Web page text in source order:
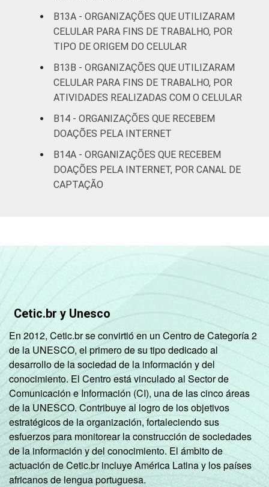
B13A - ORGANIZAÇÕES QUE UTILIZARAM
CELULAR PARA FINS DE TRABALHO, POR
TIPO DE ORIGEM DO CELULAR
B13B - ORGANIZAÇÕES QUE UTILIZARAM
CELULAR PARA FINS DE TRABALHO, POR
ATIVIDADES REALIZADAS COM O CELULAR
B14 - ORGANIZAÇÕES QUE RECEBEM
DOAÇÕES PELA INTERNET
B14A - ORGANIZAÇÕES QUE RECEBEM
DOAÇÕES PELA INTERNET, POR CANAL DE
CAPTAÇÃO
Cetic.br y Unesco
En 2012, Cetic.br se convirtió en un Centro de Categoría 2
de la UNESCO, el primero de su tipo dedicado al
desarrollo de la sociedad de la información y del
conocimiento. El Centro está vinculado al Sector de
Comunicación e Información (CI), una de las cinco áreas
de la UNESCO. Contribuye al logro de los objetivos
estratégicos de la organización, fortaleciendo sus
esfuerzos para monitorear la construcción de sociedades
de la información y del conocimiento. El ámbito de
actuación de Cetic.br incluye América Latina y los países
africanos de lengua portuguesa.